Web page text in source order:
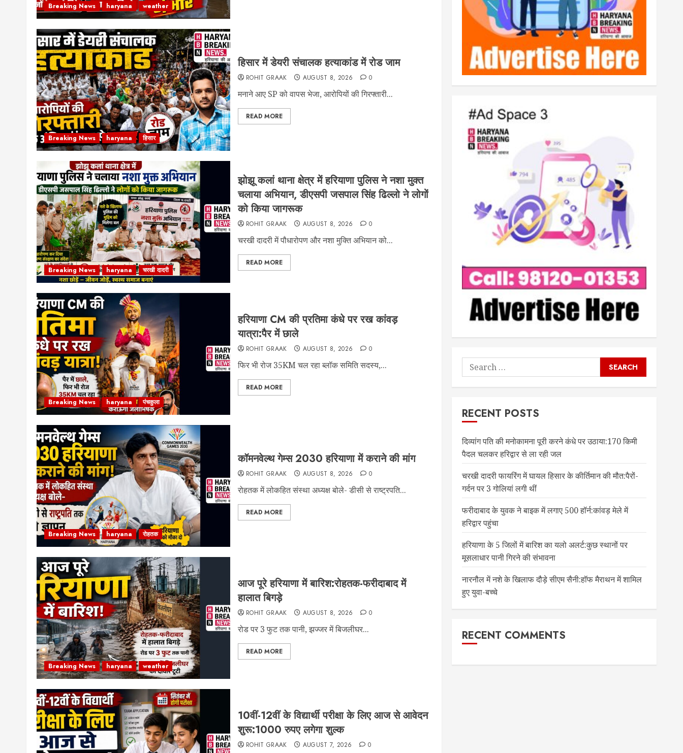
Breaking News haryana weather
Breaking News haryana हिसार
हिसार में डेयरी संचालक हत्याकांड में रोड जाम
ROHIT GRAAK AUGUST 8, 2026 0
मनाने आए SP को वापस भेजा, आरोपियों की गिरफ्तारी...
READ MORE
Breaking News haryana चरखी दादरी
झोझू कलां थाना क्षेत्र में हरियाणा पुलिस ने नशा मुक्त
चलाया अभियान, डीएसपी जसपाल सिंह ढिल्लो ने लोगों
को किया जागरूक
ROHIT GRAAK AUGUST 8, 2026 0
चरखी दादरी में पौधारोपण और नशा मुक्ति अभियान को...
READ MORE
Breaking News haryana पंचकुला
हरियाणा CM की प्रतिमा कंधे पर रख कांवड़
यात्रा:पैर में छाले
ROHIT GRAAK AUGUST 8, 2026 0
फिर भी रोज 35KM चल रहा ब्लॉक समिति सदस्य,...
READ MORE
Breaking News haryana रोहतक
कॉमनवेल्थ गेम्स 2030 हरियाणा में कराने की मांग
ROHIT GRAAK AUGUST 8, 2026 0
रोहतक में लोकहित संस्था अध्यक्ष बोले- डीसी से राष्ट्रपति...
READ MORE
Breaking News haryana weather
आज पूरे हरियाणा में बारिश:रोहतक-फरीदाबाद में
हालात बिगड़े
ROHIT GRAAK AUGUST 8, 2026 0
रोड पर 3 फुट तक पानी, झज्जर में बिजलीघर...
READ MORE
10वीं-12वीं के विद्यार्थी परीक्षा के लिए आज से आवेदन
शुरू:1000 रुपए लगेगा शुल्क
ROHIT GRAAK AUGUST 7, 2026 0
Search
for:
RECENT POSTS
दिव्यांग पति की मनोकामना पूरी करने कंधे पर उठाया:170 किमी
पैदल चलकर हरिद्वार से ला रही जल
चरखी दादरी फायरिंग में घायल हिसार के कीर्तिमान की मौत:पैरों-
गर्दन पर 3 गोलियां लगी थीं
फरीदाबाद के युवक ने बाइक में लगाए 500 हॉर्न:कांवड़ मेले में
हरिद्वार पहुंचा
हरियाणा के 5 जिलों में बारिश का यलो अलर्ट:कुछ स्थानों पर
मूसलाधार पानी गिरने की संभावना
नारनौल में नशे के खिलाफ दौड़े सीएम सैनी:हॉफ मैराथन में शामिल
हुए युवा-बच्चे
RECENT COMMENTS